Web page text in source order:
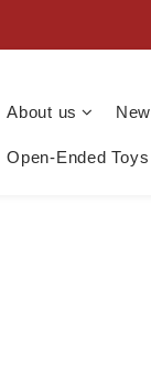
About us
Open-Ended Toys